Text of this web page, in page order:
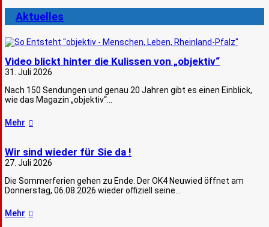
Aktuelles
Video blickt hinter die Kulissen von „objektiv“
31. Juli 2026
Nach 150 Sendungen und genau 20 Jahren gibt es einen Einblick,
wie das Magazin „objektiv“…
Mehr
Wir sind wieder für Sie da !
27. Juli 2026
Die Sommerferien gehen zu Ende. Der OK4 Neuwied öffnet am
Donnerstag, 06.08.2026 wieder offiziell seine…
Mehr